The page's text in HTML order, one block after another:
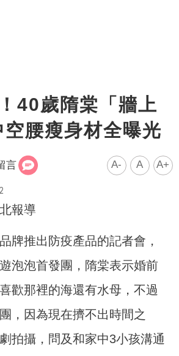
40歲隋棠「牆上
腰瘦身材全曝光
言 A- A A+
報導
牌推出防疫產品的記者會，
泡泡首發團，隋棠表示婚前
歡那裡的海還有水母，不過
，因為現在擠不出時間之
拍攝，問及和家中3小孩溝通